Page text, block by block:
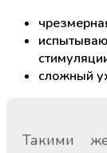
сложный
Такими же